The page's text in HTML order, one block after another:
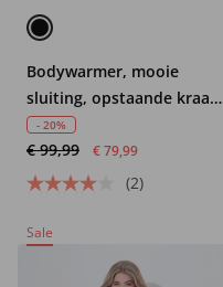
Bodywarmer, mooie
sluiting, opstaande kraag,
volledig gevoerd
- 20%
€ 99,99 € 79,99
(2)
Sale